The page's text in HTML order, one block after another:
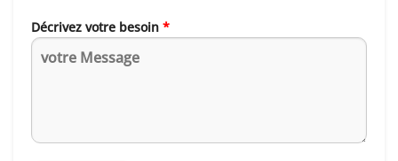
Décrivez votre besoin *